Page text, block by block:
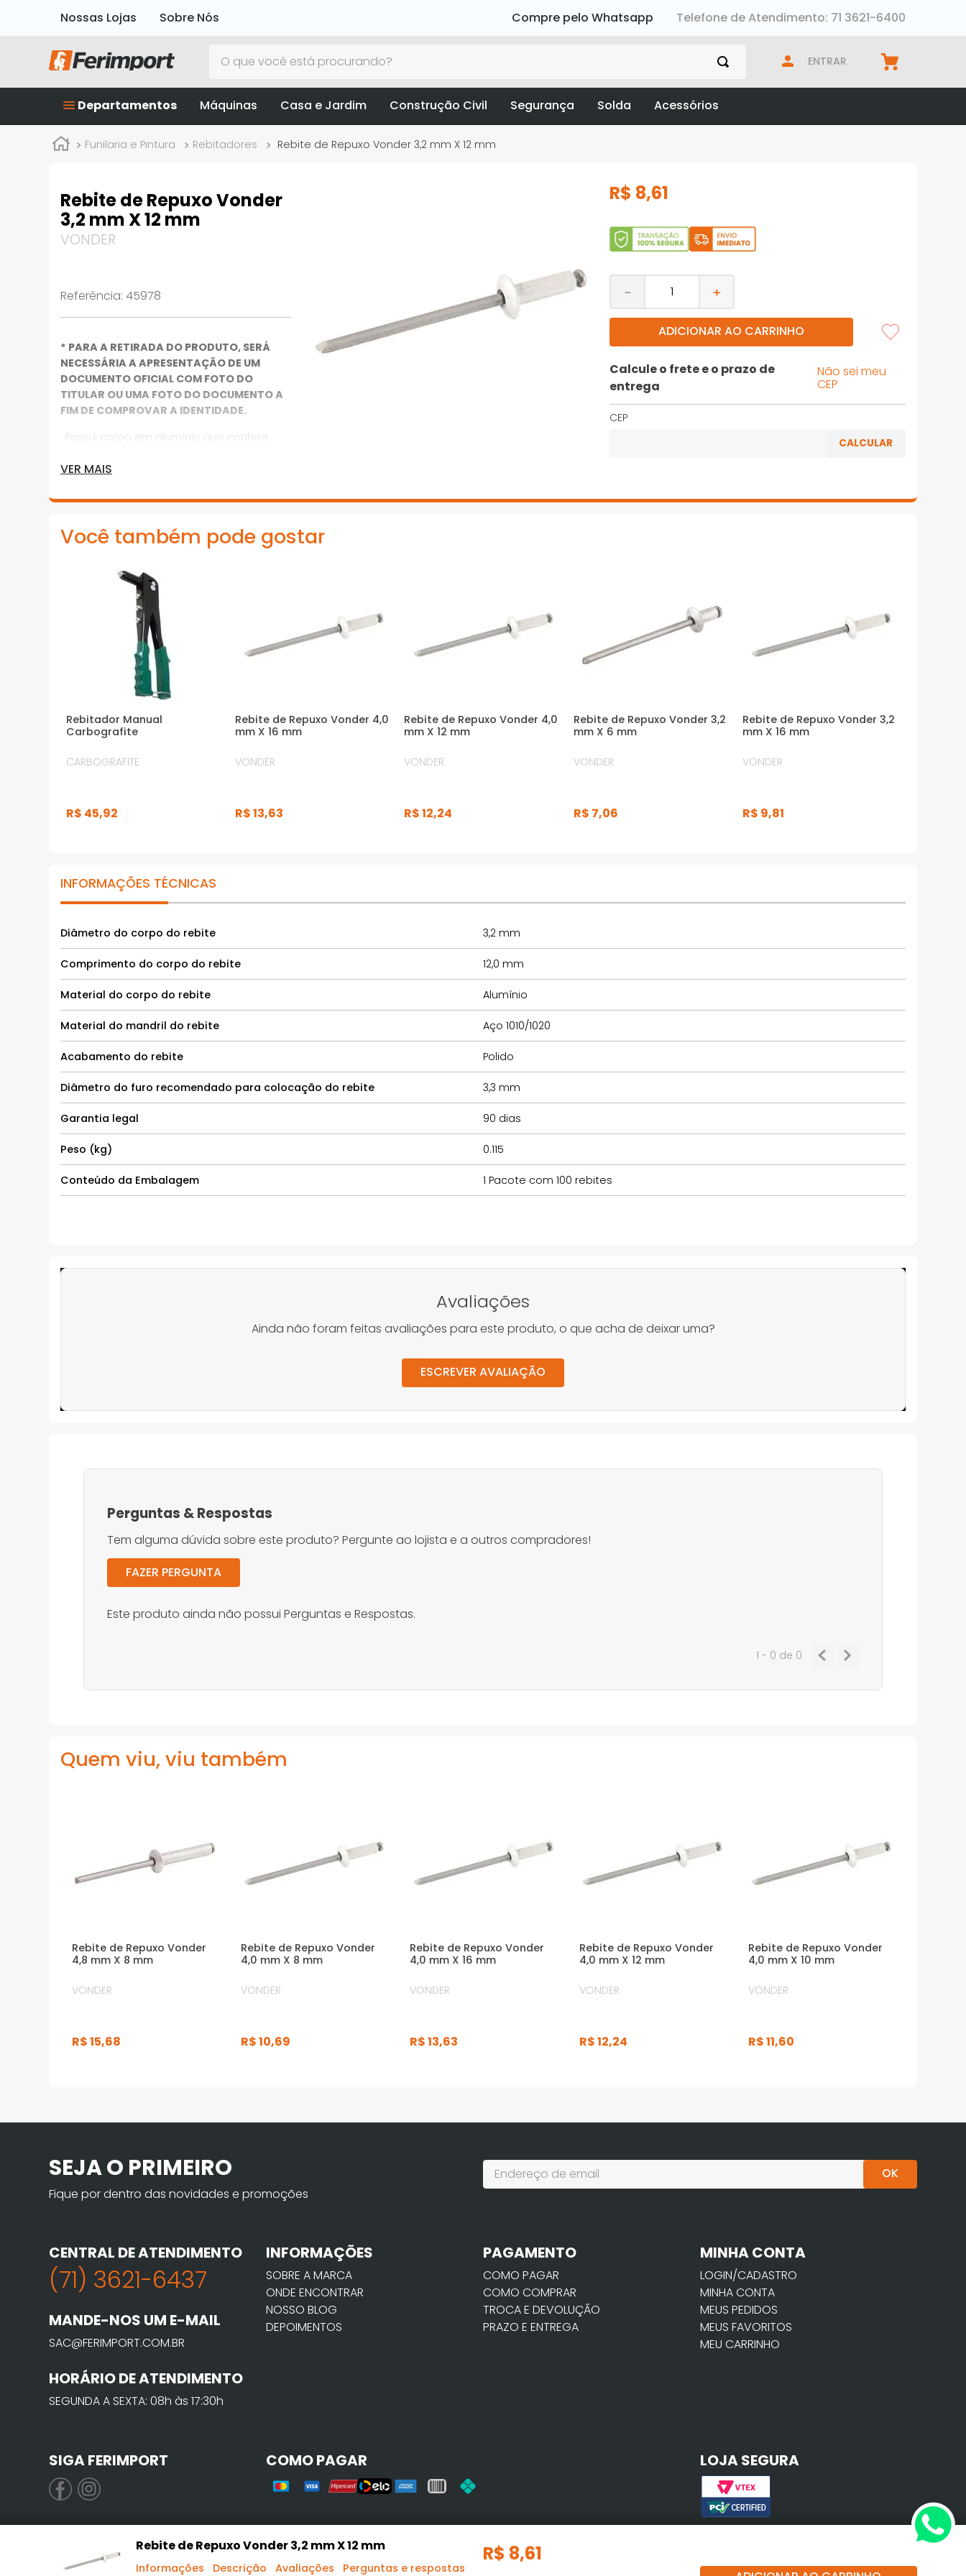
Nossas Lojas Sobre Nós Compre pelo Whatsapp
Telefone de Atendimento: 71 3621-6400
ENTRAR
Departamentos Máquinas Casa e Jardim Construção Civil Segurança Solda Acessórios
Funilaria e Pintura Rebitadores Rebite de Repuxo Vonder 3,2 mm X 12 mm
Rebite de Repuxo Vonder
3,2 mm X 12 mm
VONDER
Referência: 45978
* PARA A RETIRADA DO PRODUTO, SERÁ
NECESSÁRIA A APRESENTAÇÃO DE UM
DOCUMENTO OFICIAL COM FOTO DO
TITULAR OU UMA FOTO DO DOCUMENTO A
FIM DE COMPROVAR A IDENTIDADE.
· Possui corpo em alumínio que confere
fácil e rápido de aplicar e proporciona alta
*Imagens meramente ilustrativas
VER MAIS
R$ 8,61
＋
－
ADICIONAR AO CARRINHO
Calcule o frete e o prazo de
entrega
Não sei meu
CEP
CEP
Você também pode gostar
Rebitador Manual
Carbografite
CARBOGRAFITE
R$ 45,92
Rebite de Repuxo Vonder 4,0
mm X 16 mm
VONDER
R$13,63
Rebite de Repuxo Vonder 4,0
mm X 12 mm
VONDER
R$12,24
Rebite de Repuxo Vonder 3,2
mm X 6 mm
VONDER
R$ 7,06
Rebite de Repuxo Vonder 3,2
mm X 16 mm
VONDER
R$ 9,81
Rebite de Repuxo Vonder 3,2 mm X 12 mm
Informações Descrição Avaliações Perguntas e respostas
R$ 8,61
INFORMAÇÕES TÉCNICAS
Diâmetro do corpo do rebite 3,2 mm
Comprimento do corpo do rebite 12,0 mm
Material do corpo do rebite Alumínio
Material do mandril do rebite Aço 1010/1020
Acabamento do rebite Polido
Diâmetro do furo recomendado para colocação do rebite 3,3 mm
Garantia legal 90 dias
Peso (kg) 0.115
Conteúdo da Embalagem 1 Pacote com 100 rebites
Avaliações
Ainda não foram feitas avaliações para este produto, o que acha de deixar uma?
ESCREVER AVALIAÇÃO
Perguntas &Respostas
Tem alguma dúvida sobre este produto? Pergunte ao lojista e a outros compradores!
FAZER PERGUNTA
Este produto ainda não possui Perguntas e Respostas.
1 - 0 de 0
Quem viu, viu também
Rebite de Repuxo Vonder
4,8 mm X 8 mm
VONDER
R$15,68
Rebite de Repuxo Vonder
4,0 mm X 8 mm
VONDER
R$10,69
Rebite de Repuxo Vonder
4,0 mm X 16 mm
VONDER
R$13,63
Rebite de Repuxo Vonder
4,0 mm X 12 mm
VONDER
R$12,24
Rebite de Repuxo Vonder
4,0 mm X 10 mm
VONDER
R$11,60
SEJA O PRIMEIRO
Fique por dentro das novidades e promoções
OK
CENTRAL DE ATENDIMENTO
(71) 3621-6437
MANDE-NOS UM E-MAIL
SAC@FERIMPORT.COM.BR
HORÁRIO DE ATENDIMENTO
SEGUNDA A SEXTA: 08h às 17:30h
INFORMAÇÕES
SOBRE A MARCA
ONDE ENCONTRAR
NOSSO BLOG
DEPOIMENTOS
PAGAMENTO
COMO PAGAR
COMO COMPRAR
TROCA E DEVOLUÇÃO
PRAZO E ENTREGA
MINHA CONTA
LOGIN/CADASTRO
MINHA CONTA
MEUS PEDIDOS
MEUS FAVORITOS
MEU CARRINHO
SIGA FERIMPORT COMO PAGAR LOJA SEGURA